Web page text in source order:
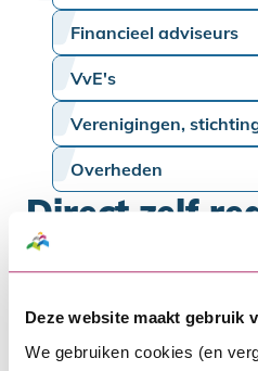
Deze website maakt gebruik
We gebruiken cookies (en
Financieel adviseurs
VvE's
Verenigingen,
Overheden
Direct zelf
Wil je een wijziging
hieronder informatie
onderwerpen en meer.